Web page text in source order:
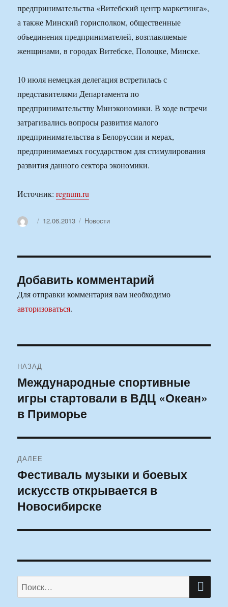
предпринимательства «Витебский центр маркетинга»,
а также Минский горисполком, общественные
объединения предпринимателей, возглавляемые
женщинами, в городах Витебске, Полоцке, Минске.
10 июля немецкая делегация встретилась с
представителями Департамента по
предпринимательству Минэкономики. В ходе встречи
затрагивались вопросы развития малого
предпринимательства в Белоруссии и мерах,
предпринимаемых государством для стимулирования
развития данного сектора экономики.
Источник:regnum.ru
АвторОпубликовано
12.06.2013 Рубрики
Новости
Добавить комментарий
Для отправки комментария вам необходимо
авторизоваться.
по
записям
НАЗАД
Предыдущая
запись:
Международные спортивные
игры стартовали в ВДЦ «Океан»
в Приморье
ДАЛЕЕ
Следующая
запись:
Фестиваль музыки и боевых
искусств открывается в
Новосибирске
Искать: